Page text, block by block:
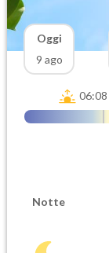
Oggi
9 ago
06:08
Notte